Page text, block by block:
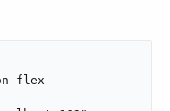
flex